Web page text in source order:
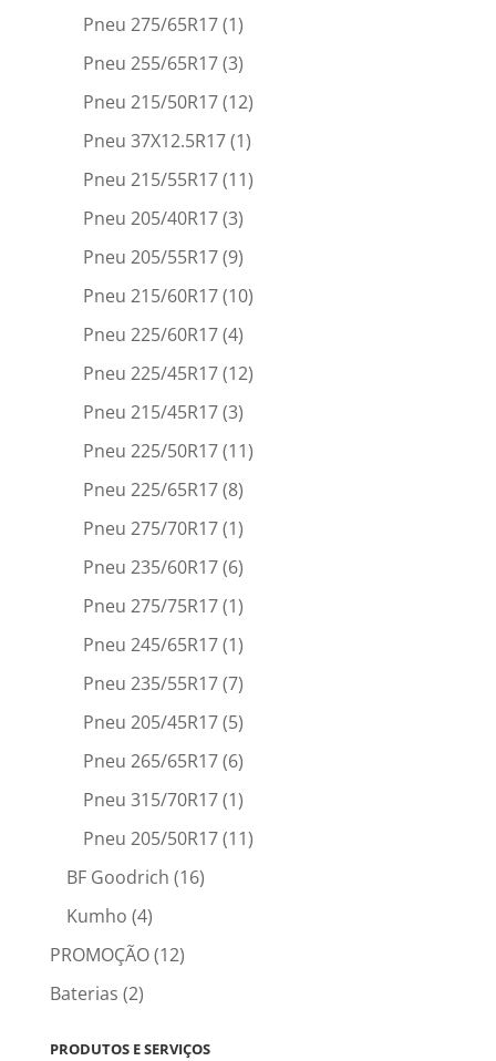
Pneu 275/65R17(1)
Pneu 255/65R17(3)
Pneu 215/50R17(12)
Pneu 37X12.5R17(1)
Pneu 215/55R17(11)
Pneu 205/40R17(3)
Pneu 205/55R17(9)
Pneu 215/60R17(10)
Pneu 225/60R17(4)
Pneu 225/45R17(12)
Pneu 215/45R17(3)
Pneu 225/50R17(11)
Pneu 225/65R17(8)
Pneu 275/70R17(1)
Pneu 235/60R17(6)
Pneu 275/75R17(1)
Pneu 245/65R17(1)
Pneu 235/55R17(7)
Pneu 205/45R17(5)
Pneu 265/65R17(6)
Pneu 315/70R17(1)
Pneu 205/50R17(11)
BF Goodrich (16)
Kumho (4)
PROMOÇÃO(12)
Baterias (2)
PRODUTOS E SERVIÇOS